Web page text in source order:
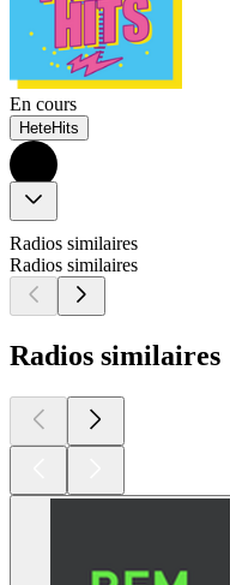
En cours
HeteHits
Radios similaires
Radios similaires
Radios similaires